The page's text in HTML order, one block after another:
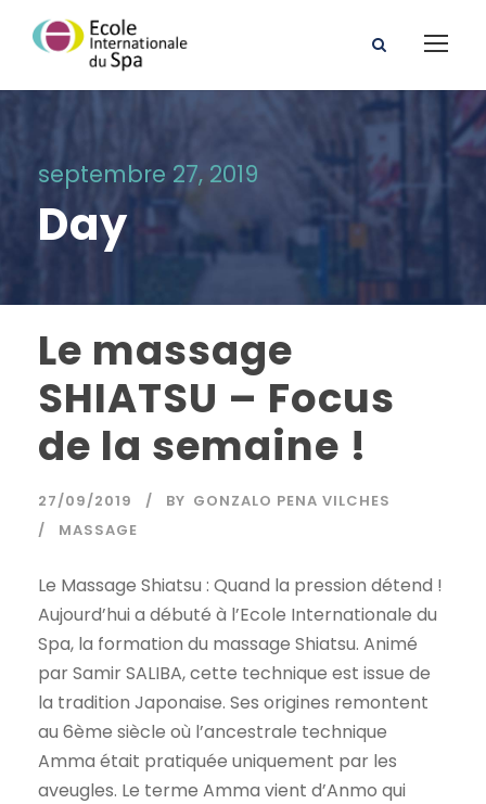
septembre 27, 2019
Day
Le massage
SHIATSU – Focus
de la semaine !
27/09/2019 BY GONZALO PENA VILCHES
MASSAGE
Le Massage Shiatsu : Quand la pression détend !
Aujourd’hui a débuté à l’Ecole Internationale du
Spa, la formation du massage Shiatsu. Animé
par Samir SALIBA, cette technique est issue de
la tradition Japonaise. Ses origines remontent
au 6ème siècle où l’ancestrale technique
Amma était pratiquée uniquement par les
aveugles. Le terme Amma vient d’Anmo qui